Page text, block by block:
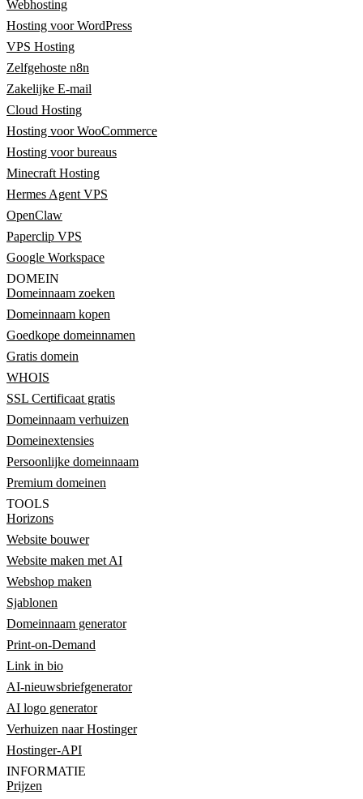
Webhosting
Hosting voor WordPress
VPS Hosting
Zelfgehoste n8n
Zakelijke E-mail
Cloud Hosting
Hosting voor WooCommerce
Hosting voor bureaus
Minecraft Hosting
Hermes Agent VPS
OpenClaw
Paperclip VPS
Google Workspace
DOMEIN
Domeinnaam zoeken
Domeinnaam kopen
Goedkope domeinnamen
Gratis domein
WHOIS
SSL Certificaat gratis
Domeinnaam verhuizen
Domeinextensies
Persoonlijke domeinnaam
Premium domeinen
TOOLS
Horizons
Website bouwer
Website maken met AI
Webshop maken
Sjablonen
Domeinnaam generator
Print-on-Demand
Link in bio
AI-nieuwsbriefgenerator
AI logo generator
Verhuizen naar Hostinger
Hostinger-API
INFORMATIE
Prijzen